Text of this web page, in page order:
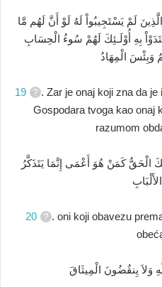
لَمْ يَسْتَجِيبُواْ لَهُ لَوْ أَنَّ لَهُم مَّا
بِهِ أُوْلَـئِكَ لَهُمْ سُوءُ الْحِسَابِ
وَبِئْسَ الْمِهَادُ
19
. Zar je onaj koji zna da
Gospodara tvoga kao onaj
razumom
الْحَقُّ كَمَنْ هُوَ أَعْمَى إِنَّمَا يَتَذَكَّرُ
20
. oni koji obavezu
وَلاَ يِنقُضُونَ الْمِيثَاقَ